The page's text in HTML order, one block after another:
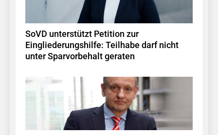
SoVD unterstützt Petition zur
Eingliederungshilfe: Teilhabe darf nicht
unter Sparvorbehalt geraten